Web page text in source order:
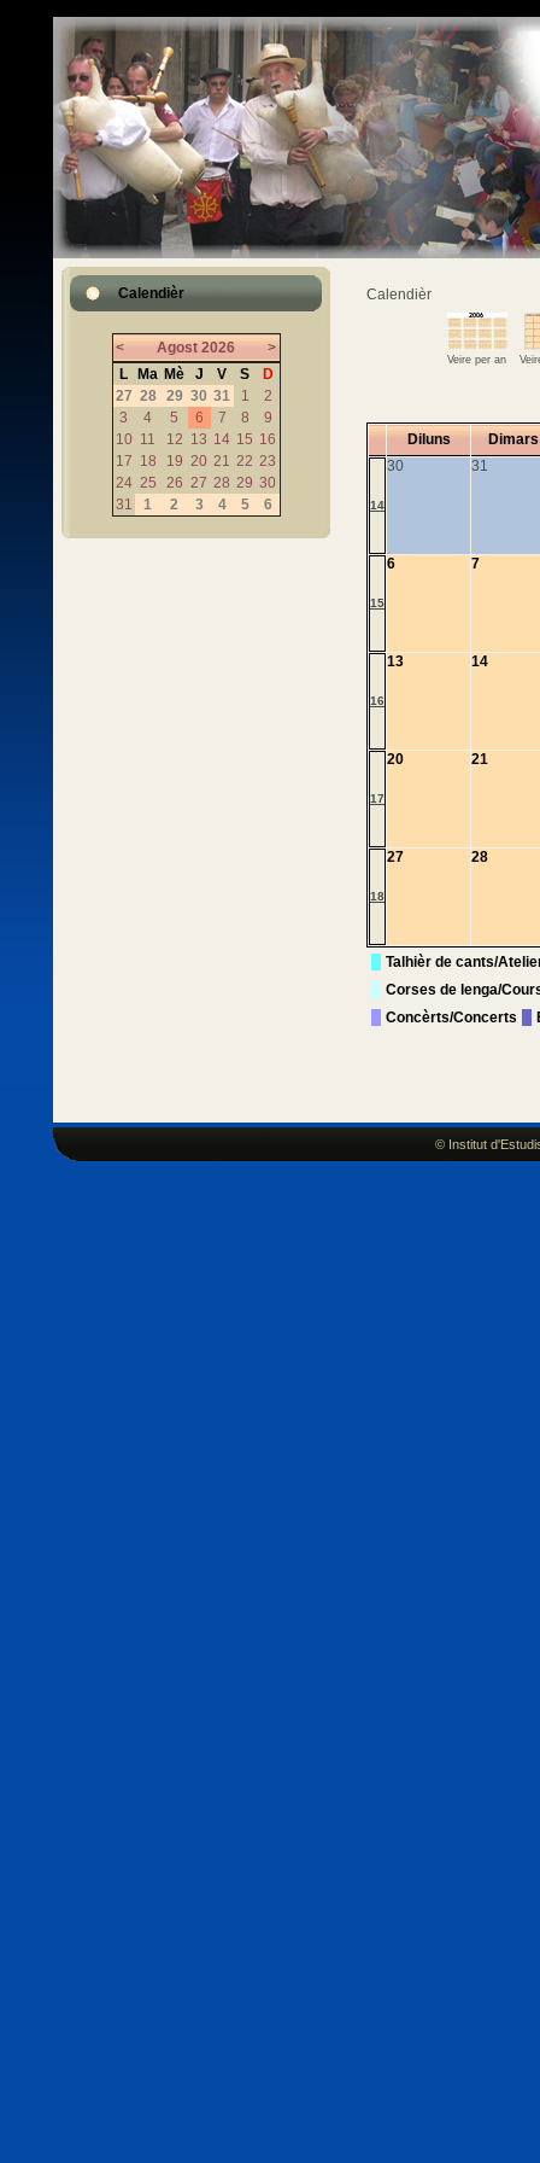
Calendièr
< Agost 2026
>
L
Ma Mè J V S
D
27 28 29 30 31 1
2
3
4 5 6 7 8
9
10 11 12 13 14 15 16
17 18 19 20 21 22 23
24 25 26 27 28 29 30
31
1 2 3 4 5 6
Calendièr
Veire per an
Diluns Dimars
14
30 31
15
6 7
16
13 14
17
20 21
18
27 28
Talhièr de cants/
Corses de lenga/
Concèrts/Concerts
© Institut